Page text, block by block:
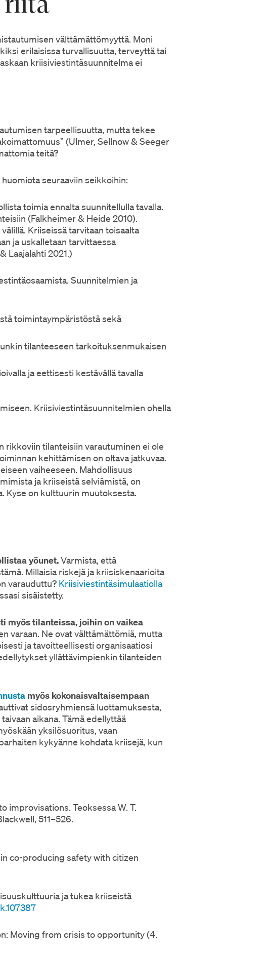
välttämättömyyttä. Moni
erilaisissa turvallisuutta, terveyttä tai
kriisiviestintäsuunnitelma ei
tarpeellisuutta, mutta tekee
(Ulmer, Sellnow & Seeger
teitä?
seuraaviin seikkoihin:
toimia ennalta suunnitellulla tavalla.
(Falkheimer & Heide 2010).
Kriiseissä tarvitaan toisaalta
ja uskalletaan tarvittaessa
Laajalahti 2021.)
Suunnitelmien ja
toimintaympäristöstä sekä
tilanteeseen tarkoituksenmukaisen
ja eettisesti kestävällä tavalla
Kriisiviestintäsuunnitelmien ohella
rikkoviin tilanteisiin varautuminen ei ole
kehittämisen on oltava jatkuvaa.
vaiheeseen. Mahdollisuus
ja kriiseistä selviämistä, on
Kyse on kulttuurin muutoksesta.
yöunet.Varmista, että
Millaisia riskejä ja kriisiskenaarioita
varauduttu? Kriisiviestintäsimulaatiolla
sisäistetty.
myös tilanteissa, joihin on vaikea
varaan. Ne ovat välttämättömiä, mutta
ja tavoitteellisesti organisaatiosi
yllättävimpienkin tilanteiden
myös kokonaisvaltaisempaan
sidosryhmiensä luottamuksesta,
aikana. Tämä edellyttää
yksilösuoritus, vaan
kykyänne kohdata kriisejä, kun
improvisations. Teoksessa W. T.
511–526.
co-producing safety with citizen
ja tukea kriiseistä
Moving from crisis to opportunity (4.